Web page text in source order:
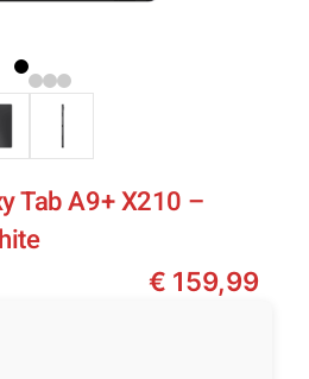
Tab A9+ X210 –
€ 159,99